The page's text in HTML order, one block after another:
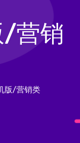
营销
版/营销类